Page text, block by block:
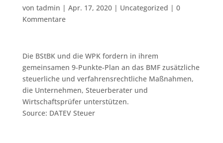
von tadmin | Apr. 17, 2020| Uncategorized | 0
Kommentare
Die BStBK und die WPK fordern in ihrem
gemeinsamen 9-Punkte-Plan an das BMF zusätzliche
steuerliche und verfahrensrechtliche Maßnahmen,
die Unternehmen, Steuerberater und
Wirtschaftsprüfer unterstützen.
Source: DATEV Steuer